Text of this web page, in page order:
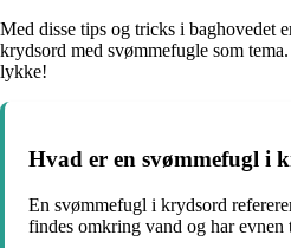
Med disse tips og tricks i baghovedet
krydsord med svømmefugle som
lykke!
Hvad er en svømmefugl i
En svømmefugl i krydsord
findes omkring vand og har evnen